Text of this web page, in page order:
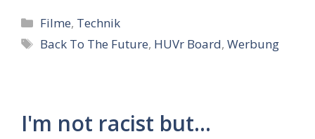
Kategorien
Filme, Technik
Schlagwörter
Back To The Future, HUVr Board,Werbung
I'm not racist but…